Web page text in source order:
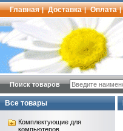
Главная | Доставка | Оплата |
Поиск товаров
Все товары
Комплектующие для
компьютеров